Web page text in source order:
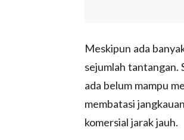
Meskipun ada
sejumlah tantangan.
ada belum mampu
membatasi
komersial jarak jauh.